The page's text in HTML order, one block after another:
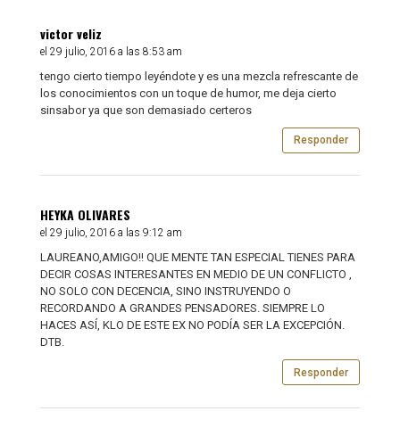
victor veliz
el 29 julio, 2016 a las 8:53 am
tengo cierto tiempo leyéndote y es una mezcla refrescante de
los conocimientos con un toque de humor, me deja cierto
sinsabor ya que son demasiado certeros
Responder
HEYKA OLIVARES
el 29 julio, 2016 a las 9:12 am
LAUREANO,AMIGO!! QUE MENTE TAN ESPECIAL TIENES PARA
DECIR COSAS INTERESANTES EN MEDIO DE UN CONFLICTO ,
NO SOLO CON DECENCIA, SINO INSTRUYENDO O
RECORDANDO A GRANDES PENSADORES. SIEMPRE LO
HACES ASÍ, KLO DE ESTE EX NO PODÍA SER LA EXCEPCIÓN.
DTB.
Responder